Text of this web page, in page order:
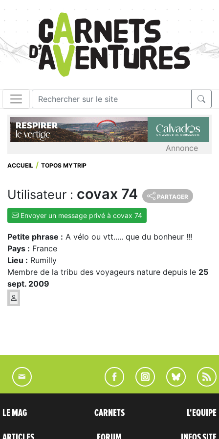
Annonce
ACCUEIL TOPOS MYTRIP
Utilisateur : covax 74 PARTAGER
Envoyer un message privé à covax 74
Petite phrase : A vélo ou vtt..... que du bonheur !!!
Pays : France
Lieu : Rumilly
Membre de la tribu des voyageurs nature depuis le 25
sept. 2009
LE MAG CARNETS L'EQUIPE